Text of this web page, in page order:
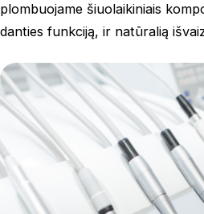
plombuojame šiuolaikiniais
danties funkciją, ir natūralią